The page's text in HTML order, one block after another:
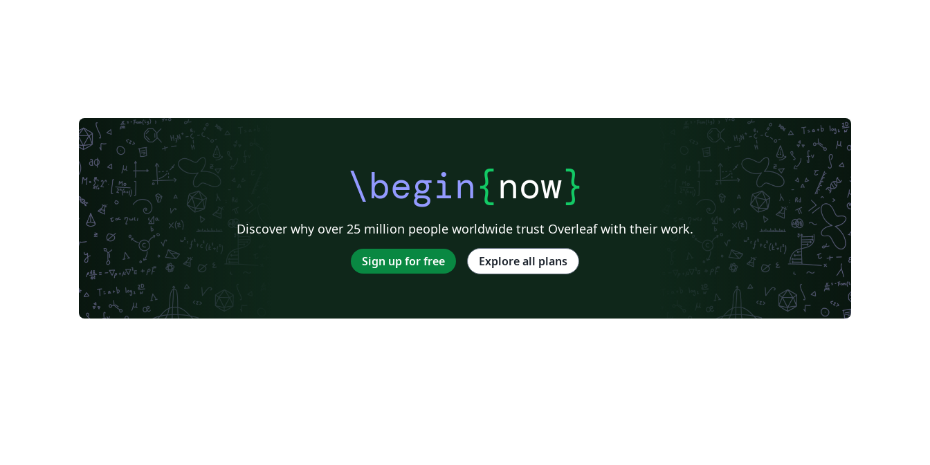
\begin{now}
Discover why over 25 million people worldwide trust Overleaf with their work.
Sign up for free Explore all plans